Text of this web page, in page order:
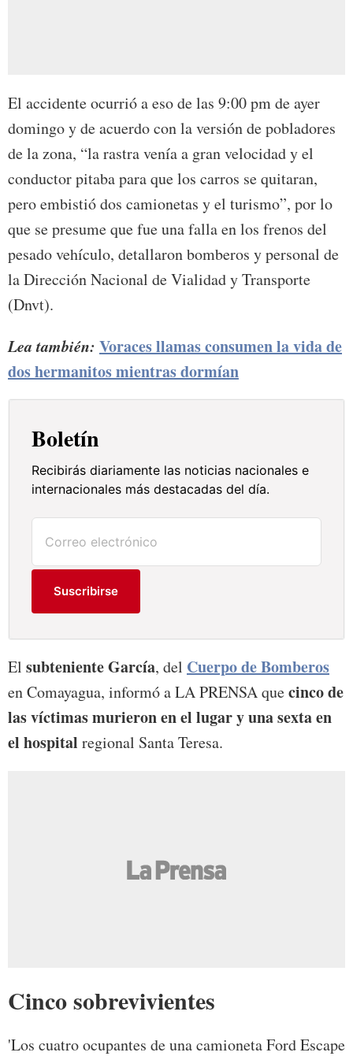
El accidente ocurrió a eso de las 9:00 pm de ayer
domingo y de acuerdo con la versión de pobladores
de la zona, “la rastra venía a gran velocidad y el
conductor pitaba para que los carros se quitaran,
pero embistió dos camionetas y el turismo”, por lo
que se presume que fue una falla en los frenos del
pesado vehículo, detallaron bomberos y personal de
la Dirección Nacional de Vialidad y Transporte
(Dnvt).
Lea también: Voraces llamas consumen la vida de
dos hermanitos mientras dormían
Boletín
Recibirás diariamente las noticias nacionales e
internacionales más destacadas del día.
Suscribirse
El subteniente García, del Cuerpo de Bomberos
en Comayagua, informó a LA PRENSA quecinco de
las víctimas murieron en el lugar y una sexta en
el hospital regional Santa Teresa.
Cinco sobrevivientes
'Los cuatro ocupantes de una camioneta Ford Escape